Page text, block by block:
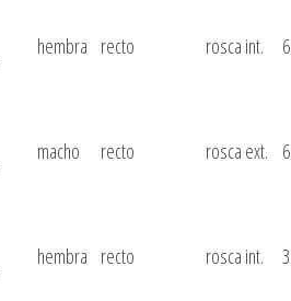
hembra recto rosca int.
macho recto rosca ext.
hembra recto rosca int.